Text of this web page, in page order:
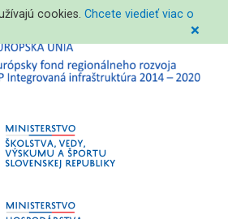
cookies.Chcete viedieť viac o
❌